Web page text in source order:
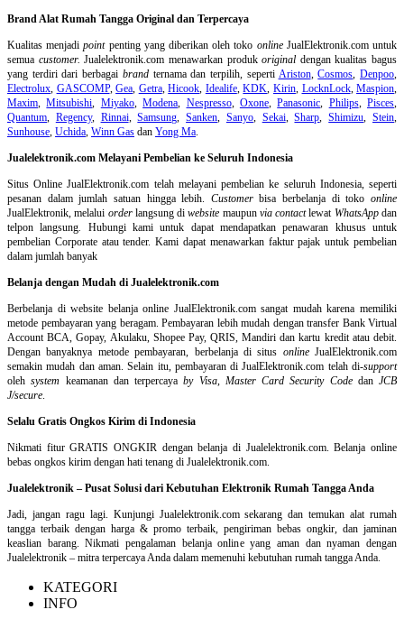
Brand Alat Rumah Tangga Original dan Terpercaya
Kualitas menjadipointpenting yang diberikan oleh toko onlineJualElektronik.com untuk
semua customer. Jualelektronik.com menawarkan produkoriginal dengan kualitas bagus
yang terdiri dari berbagai brandternama dan terpilih, seperti Ariston,Cosmos ,Denpoo
Electrolux GASCOMP,Gea Getra,Hicook Idealife,KDK Kirin, LocknLock,Maspion
Maxim ,Mitsubishi Miyako,Modena Nespresso, Oxone,Panasonic Philips, Pisces
Quantum
Regency, Rinnai,Samsung ,Sanken Sanyo, Sekai,Sharp ,Shimizu ,Stein
Sunhouse Uchida Winn Gas dan Yong Ma
Jualelektronik.com Melayani Pembelian ke Seluruh Indonesia
Situs Online JualElektronik.com telah melayani pembelian ke seluruh Indonesia, seperti
pesanan dalam jumlah satuan hingga lebih. Customerbisa berbelanja di tokoonline
JualElektronik, melalui orderlangsung diwebsite maupun via contactlewat WhatsAppdan
telpon langsung
Hubungi kami untuk dapat mendapatkan penawaran khusus untuk
pembelian Corporate atau tender. Kami dapat menawarkan faktur pajak untuk pembelian
dalam jumlah banyak
Belanja dengan Mudah di Jualelektronik.com
Berbelanja diwebsite belanja online JualElektronik.com sangat mudah karena memiliki
metode pembayaran yang beragam. Pembayaran lebih mudah dengan transfer Bank Virtual
Account BCA, Gopay, Akulaku, Shopee Pay, QRIS, Mandiri dan kartu kredit atau debit.
Dengan banyaknya metode pembayaran, berbelanja di situs onlineJualElektronik.com
semakin mudah dan aman. Selain itu, pembayaran di JualElektronik.com telah di-support
olehsystem keamanan dan terpercayaby Visa, Master Card Security Codedan JCB
J/secure
Selalu Gratis Ongkos Kirim di Indonesia
Nikmati fitur GRATIS ONGKIR dengan belanja di Jualelektronik.com. Belanja online
bebas ongkos kirim dengan hati tenang di Jualelektronik.com.
Jualelektronik – Pusat Solusi dari Kebutuhan Elektronik Rumah Tangga Anda
Jadi, jangan ragu lagi. Kunjungi Jualelektronik.com sekarang dan temukan alat rumah
tangga terbaik dengan harga & promo terbaik, pengiriman bebas ongkir, dan jaminan
keaslian barang. Nikmati pengalaman belanja online yang aman dan nyaman dengan
Jualelektronik – mitra terpercaya Anda dalam memenuhi kebutuhan rumah tangga Anda.
KATEGORI
INFO